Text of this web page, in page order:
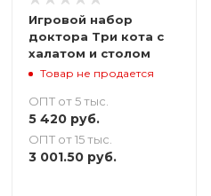
Игровой набор
доктора Три кота с
халатом и столом
Товар не продается
ОПТ от 5 тыс.
5 420руб.
ОПТ от 15 тыс.
3 001.50руб.